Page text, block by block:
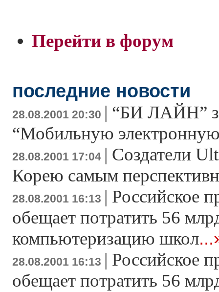
Перейти в форум
последние новости
28.08.2001 20:30 | “БИ ЛАЙН”
“Мобильную
28.08.2001 17:04 | Создатели
Корею самым
28.08.2001 16:13 | Российское
обещает потратить 56
компьютеризацию школ
28.08.2001 16:13 | Российское
обещает потратить 56